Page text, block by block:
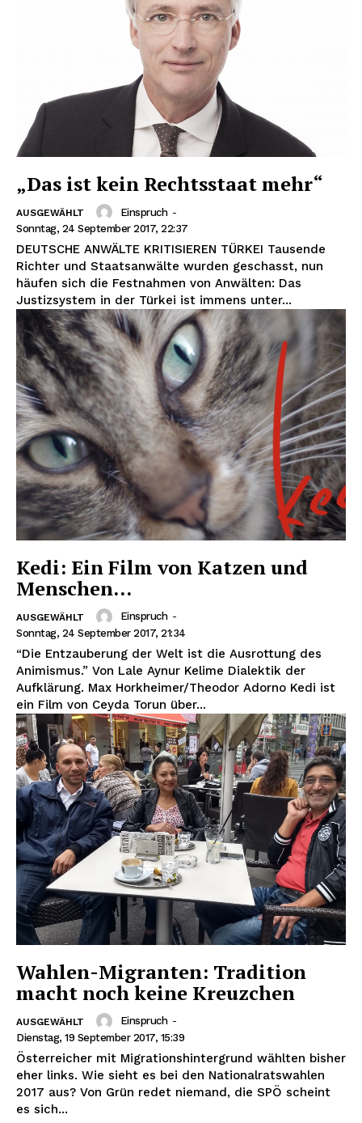
News Week
Magazine PRO
SUBSCRIBE NOW
Company
About
Contact us
Subscription Plans
My account
„Das ist kein Rechtsstaat mehr“
AUSGEWÄHLT Einspruch -
Sonntag, 24 September 2017, 22:37
DEUTSCHE ANWÄLTE KRITISIEREN TÜRKEI Tausende
Richter und Staatsanwälte wurden geschasst, nun
häufen sich die Festnahmen von Anwälten: Das
Justizsystem in der Türkei ist immens unter...
Kedi: Ein Film von Katzen und
Menschen…
AUSGEWÄHLT Einspruch -
Sonntag, 24 September 2017, 21:34
“Die Entzauberung der Welt ist die Ausrottung des
Animismus.” Von Lale Aynur Kelime Dialektik der
Aufklärung. Max Horkheimer/Theodor Adorno Kedi ist
ein Film von Ceyda Torun über...
Wahlen-Migranten: Tradition
macht noch keine Kreuzchen
AUSGEWÄHLT Einspruch -
Dienstag, 19 September 2017, 15:39
Österreicher mit Migrationshintergrund wählten bisher
eher links. Wie sieht es bei den Nationalratswahlen
2017 aus? Von Grün redet niemand, die SPÖ scheint
es sich...